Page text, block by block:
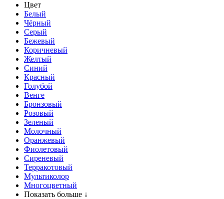
Цвет
Белый
Чёрный
Серый
Бежевый
Коричневый
Желтый
Синий
Красный
Голубой
Венге
Бронзовый
Розовый
Зеленый
Молочный
Оранжевый
Фиолетовый
Сиреневый
Терракотовый
Мультиколор
Многоцветный
Показать больше ↓